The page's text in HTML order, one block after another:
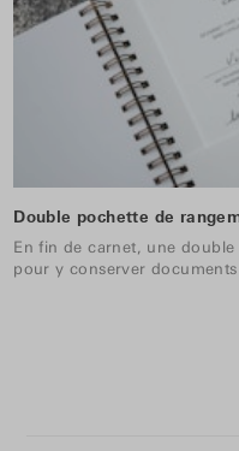
Double pochette de
En fin de carnet, une
pour y conserver